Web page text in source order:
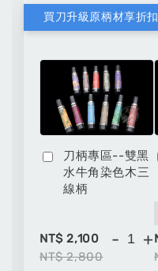
買刀升級原柄材享折
刀柄專區--雙黑
水牛角染色木三
線柄
NT$ 2,100
NT$ 2,800
- +